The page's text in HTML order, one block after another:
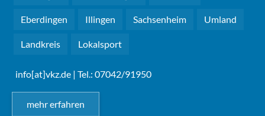
Eberdingen Illingen Sachsenheim Umland
Landkreis Lokalsport
info[at]vkz.de | Tel.: 07042/91950
mehr erfahren